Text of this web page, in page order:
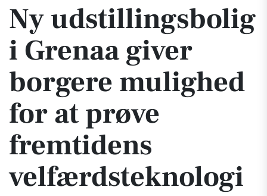
Ny udstillingsbolig
i Grenaa giver
borgere mulighed
for at prøve
fremtidens
velfærdsteknologi